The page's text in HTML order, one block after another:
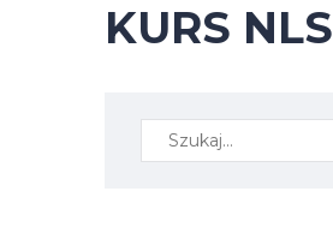
KURS NLS